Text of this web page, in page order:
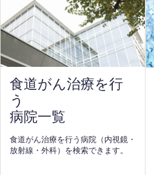
食道がん治療を行
う
病院一覧
食道がん治療を行う病院（内視鏡・
放射線・外科）を検索できます。